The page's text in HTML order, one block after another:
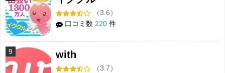
（3.6）
口コミ数 220 件
9 with
（3.7）